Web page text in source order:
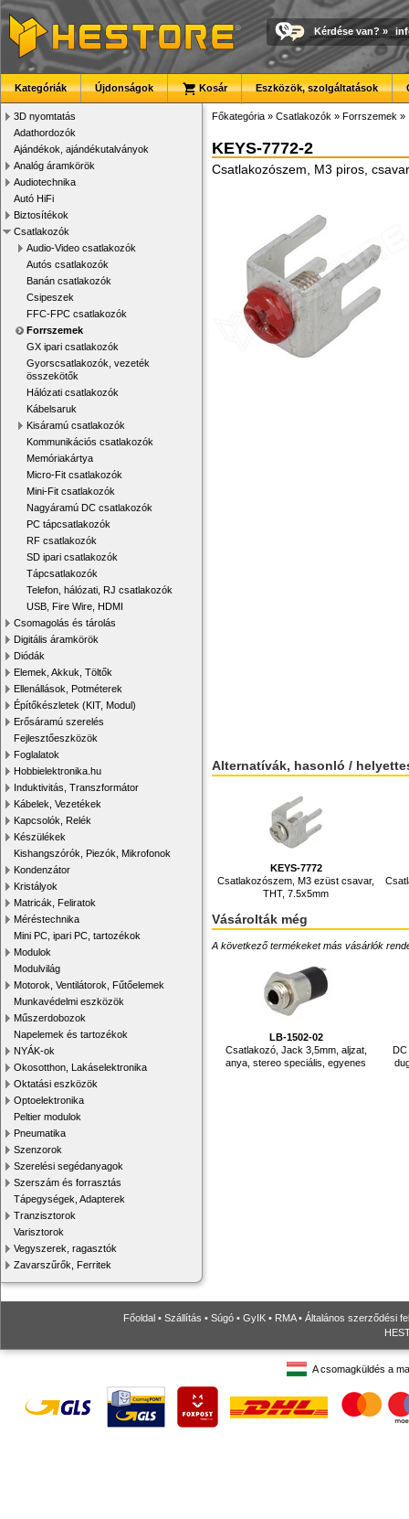
Kérdése van? »
Kategóriák Újdonságok Kosár Eszközök, szolgáltatások
3D nyomtatás
Adathordozók
Ajándékok, ajándékutalványok
Analóg áramkörök
Audiotechnika
Autó HiFi
Biztosítékok
Csatlakozók
Audio-Video csatlakozók
Autós csatlakozók
Banán csatlakozók
Csipeszek
FFC-FPC csatlakozók
Forrszemek
GX ipari csatlakozók
Gyorscsatlakozók, vezeték
összekötők
Hálózati csatlakozók
Kábelsaruk
Kisáramú csatlakozók
Kommunikációs csatlakozók
Memóriakártya
Micro-Fit csatlakozók
Mini-Fit csatlakozók
Nagyáramú DC csatlakozók
PC tápcsatlakozók
RF csatlakozók
SD ipari csatlakozók
Tápcsatlakozók
Telefon, hálózati, RJ csatlakozók
USB, Fire Wire, HDMI
Csomagolás és tárolás
Digitális áramkörök
Diódák
Elemek, Akkuk, Töltők
Ellenállások, Potméterek
Építőkészletek (KIT, Modul)
Erősáramú szerelés
Fejlesztőeszközök
Foglalatok
Hobbielektronika.hu
Induktivitás, Transzformátor
Kábelek, Vezetékek
Kapcsolók, Relék
Készülékek
Kishangszórók, Piezók, Mikrofonok
Kondenzátor
Kristályok
Matricák, Feliratok
Méréstechnika
Mini PC, ipari PC, tartozékok
Modulok
Modulvilág
Motorok, Ventilátorok, Fűtőelemek
Munkavédelmi eszközök
Műszerdobozok
Napelemek és tartozékok
NYÁK-ok
Okosotthon, Lakáselektronika
Oktatási eszközök
Optoelektronika
Peltier modulok
Pneumatika
Szenzorok
Szerelési segédanyagok
Szerszám és forrasztás
Tápegységek, Adapterek
Tranzisztorok
Varisztorok
Vegyszerek, ragasztók
Zavarszűrők, Ferritek
Főkategória » Csatlakozók » Forrszemek »
KEYS-7772-2
Csatlakozószem, M3 piros,
Alternatívák, hasonló /
KEYS-7772
Csatlakozószem, M3 ezüst csavar,
THT, 7.5x5mm
Vásárolták még
A következő termékeket más vásárlók
LB-1502-02
Csatlakozó, Jack 3,5mm, aljzat,
anya, stereo speciális, egyenes
DC
Főoldal • Szállítás • Súgó • GyIK • RMA• Általános szerződési
A csomagküldés a